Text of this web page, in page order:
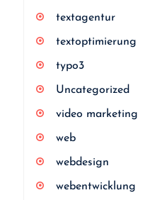
textagentur
textoptimierung
typo3
Uncategorized
video marketing
web
webdesign
webentwicklung